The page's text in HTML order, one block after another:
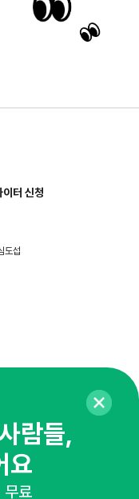
이터 신청
도섭
람들,
요
무료